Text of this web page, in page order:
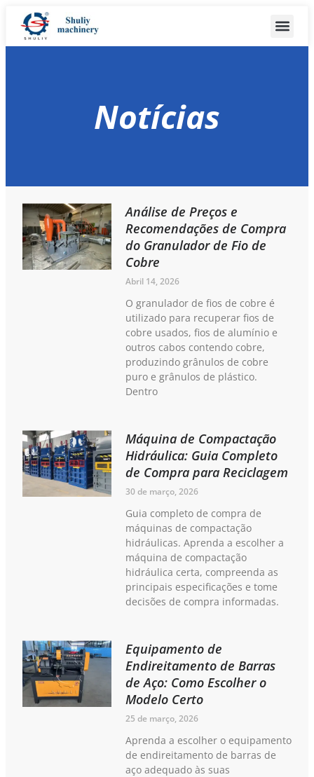
Notícias
Análise de Preços e
Recomendações de Compra
do Granulador de Fio de
Cobre
Abril 14, 2026
O granulador de fios de cobre é
utilizado para recuperar fios de
cobre usados, fios de alumínio e
outros cabos contendo cobre,
produzindo grânulos de cobre
puro e grânulos de plástico.
Dentro
Máquina de Compactação
Hidráulica: Guia Completo
de Compra para Reciclagem
30 de março, 2026
Guia completo de compra de
máquinas de compactação
hidráulicas. Aprenda a escolher a
máquina de compactação
hidráulica certa, compreenda as
principais especificações e tome
decisões de compra informadas.
Equipamento de
Endireitamento de Barras
de Aço: Como Escolher o
Modelo Certo
25 de março, 2026
Aprenda a escolher o equipamento
de endireitamento de barras de
aço adequado às suas